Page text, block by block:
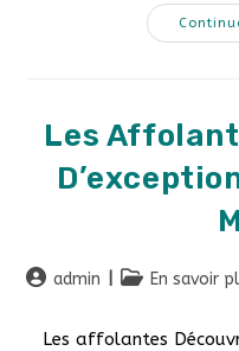
Les
admin En savoir
Les affolantes